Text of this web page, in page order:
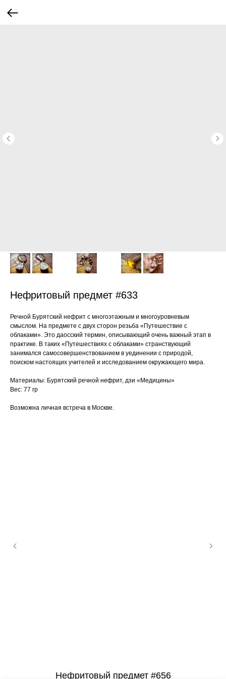
Нефритовый предмет #633
Речной Бурятский нефрит с многоэтажным и многоуровневым
смыслом. На предмете с двух сторон резьба «Путешествие с
облаками». Это даосский термин, описывающий очень важный этап в
практике. В таких «Путешествиях с облаками» странствующий
занимался самосовершенствованием в уединении с природой,
поиском настоящих учителей и исследованием окружающего мира.
Материалы: Бурятский речной нефрит, дзи «Медицины»
Вес: 77 гр
Возможна личная встреча в Москве.
Нефритовый предмет #656